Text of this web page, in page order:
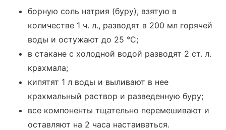
борную соль натрия (буру), взятую в
количестве 1 ч. л., разводят в 200 мл горячей
воды и остужают до 25 °С;
в стакане с холодной водой разводят 2 ст. л.
крахмала;
кипятят 1 л воды и выливают в нее
крахмальный раствор и разведенную буру;
все компоненты тщательно перемешивают и
оставляют на 2 часа настаиваться.